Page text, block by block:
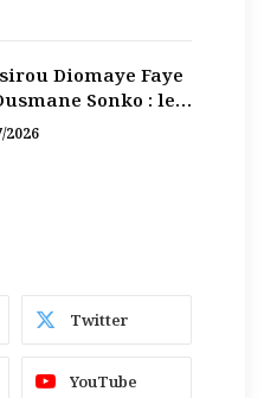
Diomaye Faye
Sonko : le
du pouvoir ne
2026
Twitter
YouTube